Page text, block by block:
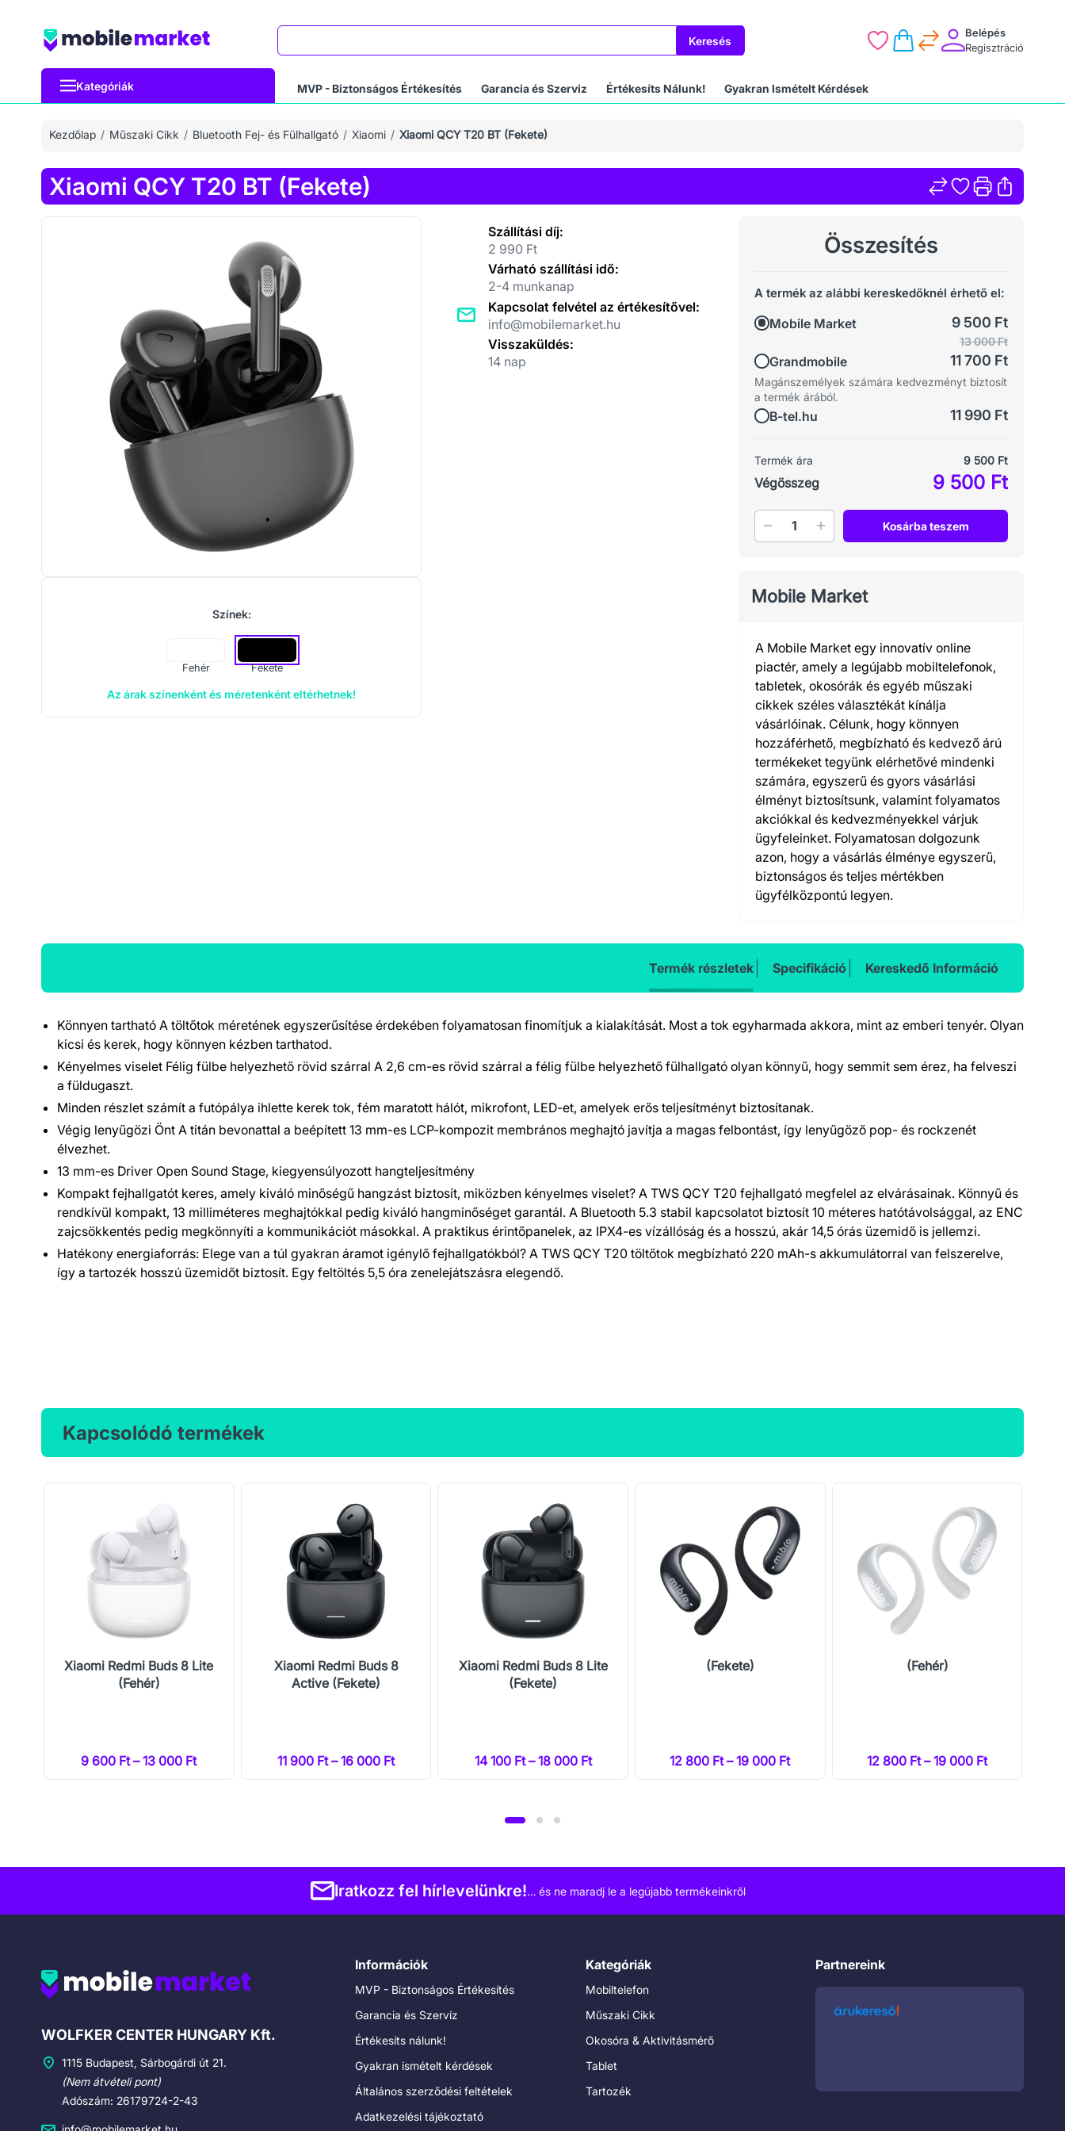
Keresés
Belépés
Regisztráció
Kategóriák MVP - Biztonságos Értékesítés Garancia és Szerviz Értékesíts Nálunk! Gyakran Ismételt Kérdések
Kezdőlap Műszaki Cikk Bluetooth Fej- és Fülhallgató Xiaomi Xiaomi QCY T20 BT (Fekete)
Xiaomi QCY T20 BT (Fekete)
Színek:
Fehér Fekete
Az árak színenként és méretenként eltérhetnek!
Szállítási díj:
2 990 Ft
Várható szállítási idő:
2-4 munkanap
Kapcsolat felvétel az értékesítővel:
info@mobilemarket.hu
Visszaküldés:
14 nap
Összesítés
A termék az alábbi kereskedőknél érhető el:
Mobile Market 9 500 Ft
Grandmobile
13 000 Ft
11 700 Ft
Magánszemélyek számára kedvezményt biztosít
a termék árából.
B-tel.hu 11 990 Ft
Termék ára 9 500 Ft
Végösszeg 9 500 Ft
Mennyiség Kosárba teszem
Mobile Market
A Mobile Market egy innovatív online
piactér, amely a legújabb mobiltelefonok,
tabletek, okosórák és egyéb műszaki
cikkek széles választékát kínálja
vásárlóinak. Célunk, hogy könnyen
hozzáférhető, megbízható és kedvező árú
termékeket tegyünk elérhetővé mindenki
számára, egyszerű és gyors vásárlási
élményt biztosítsunk, valamint folyamatos
akciókkal és kedvezményekkel várjuk
ügyfeleinket. Folyamatosan dolgozunk
azon, hogy a vásárlás élménye egyszerű,
biztonságos és teljes mértékben
ügyfélközpontú legyen.
Termék részletek Specifikáció Kereskedő Információ
Termék részletek
Könnyen tartható A töltőtok méretének egyszerűsítése érdekében folyamatosan finomítjuk a kialakítását. Most a tok egyharmada akkora, mint az emberi tenyér. Olyan
kicsi és kerek, hogy könnyen kézben tarthatod.
Kényelmes viselet Félig fülbe helyezhető rövid szárral A 2,6 cm-es rövid szárral a félig fülbe helyezhető fülhallgató olyan könnyű, hogy semmit sem érez, ha felveszi
a füldugaszt.
Minden részlet számít a futópálya ihlette kerek tok, fém maratott hálót, mikrofont, LED-et, amelyek erős teljesítményt biztosítanak.
Végig lenyűgözi Önt A titán bevonattal a beépített 13 mm-es LCP-kompozit membrános meghajtó javítja a magas felbontást, így lenyűgöző pop- és rockzenét
élvezhet.
13 mm-es Driver Open Sound Stage, kiegyensúlyozott hangteljesítmény
Kompakt fejhallgatót keres, amely kiváló minőségű hangzást biztosít, miközben kényelmes viselet? A TWS QCY T20 fejhallgató megfelel az elvárásainak. Könnyű és
rendkívül kompakt, 13 milliméteres meghajtókkal pedig kiváló hangminőséget garantál. A Bluetooth 5.3 stabil kapcsolatot biztosít 10 méteres hatótávolsággal, az ENC
zajcsökkentés pedig megkönnyíti a kommunikációt másokkal. A praktikus érintőpanelek, az IPX4-es vízállóság és a hosszú, akár 14,5 órás üzemidő is jellemzi.
Hatékony energiaforrás: Elege van a túl gyakran áramot igénylő fejhallgatókból? A TWS QCY T20 töltőtok megbízható 220 mAh-s akkumulátorral van felszerelve,
így a tartozék hosszú üzemidőt biztosít. Egy feltöltés 5,5 óra zenelejátszásra elegendő.
Kapcsolódó termékek
Xiaomi Redmi Buds 8 Lite
(Fehér)
9 600 Ft – 13 000 Ft
Xiaomi Redmi Buds 8
Active (Fekete)
11 900 Ft – 16 000 Ft
Xiaomi Redmi Buds 8 Lite
(Fekete)
14 100 Ft – 18 000 Ft
(Fekete)
12 800 Ft – 19 000 Ft
(Fehér)
12 800 Ft – 19 000 Ft
Iratkozz fel hírlevelünkre!… és ne maradj le a legújabb termékeinkről
Cégadatok
WOLFKER CENTER HUNGARY Kft.
1115 Budapest, Sárbogárdi út 21.
(Nem átvételi pont)
Adószám: 26179724-2-43
Információk
MVP - Biztonságos Értékesítés
Garancia és Szervíz
Értékesíts nálunk!
Gyakran ismételt kérdések
Általános szerződési feltételek
Adatkezelési tájékoztató
Kategóriák
Mobiltelefon
Műszaki Cikk
Okosóra & Aktivitásmérő
Tablet
Tartozék
Partnereink